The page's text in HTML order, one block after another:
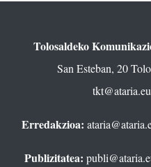
Tolosaldeko
San Esteban, 20
Erredakzioa:
Publizitatea: